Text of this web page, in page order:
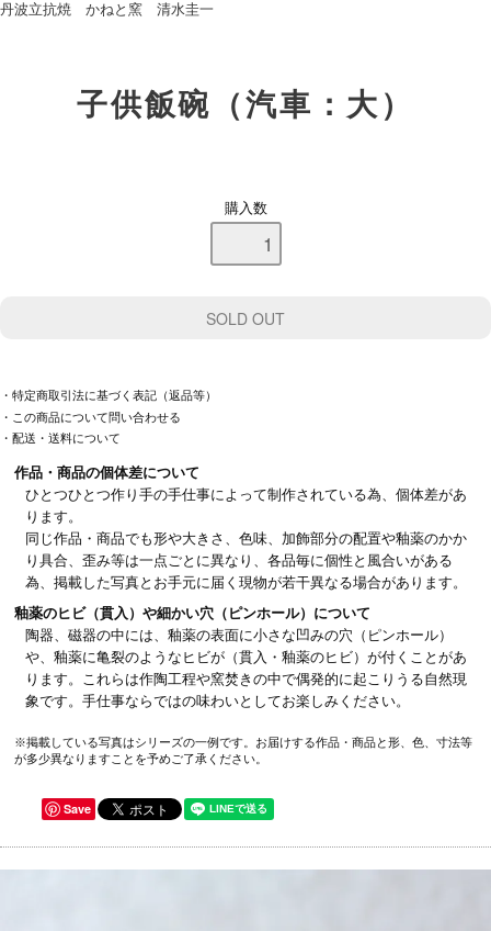
丹波立抗焼 かねと窯 清水圭一
子供飯碗（汽車：大）
購入数
・特定商取引法に基づく表記（返品等）
・この商品について問い合わせる
・配送・送料について
作品・商品の個体差について
ひとつひとつ作り手の手仕事によって制作されている為、個体差があ
ります。
同じ作品・商品でも形や大きさ、色味、加飾部分の配置や釉薬のかか
り具合、歪み等は一点ごとに異なり、各品毎に個性と風合いがある
為、掲載した写真とお手元に届く現物が若干異なる場合があります。
釉薬のヒビ（貫入）や細かい穴（ピンホール）について
陶器、磁器の中には、釉薬の表面に小さな凹みの穴（ピンホール）
や、釉薬に亀裂のようなヒビが（貫入・釉薬のヒビ）が付くことがあ
ります。これらは作陶工程や窯焚きの中で偶発的に起こりうる自然現
象です。手仕事ならではの味わいとしてお楽しみください。
※掲載している写真はシリーズの一例です。お届けする作品・商品と形、色、寸法等
が多少異なりますことを予めご了承ください。
Save